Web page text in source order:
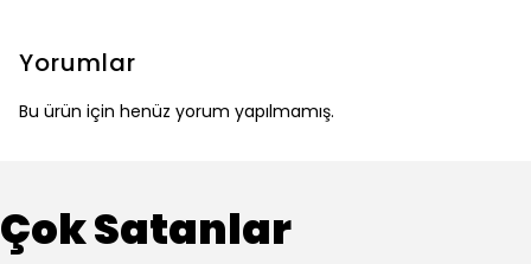
Yorumlar
Bu ürün için henüz yorum yapılmamış.
Çok Satanlar